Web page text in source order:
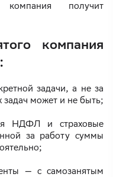
получит
компания
задачи, а не за
задач может и не быть;
НДФЛ и страховые
за работу суммы
— с самозанятым